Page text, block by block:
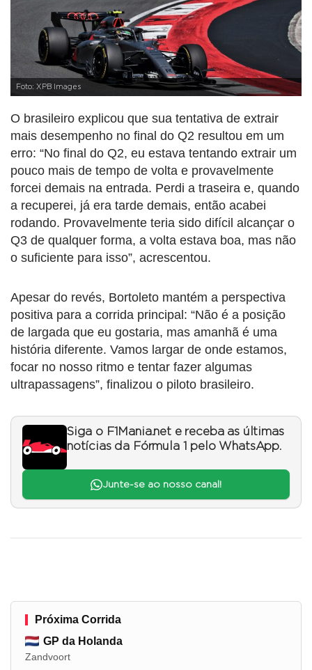
Foto: XPB Images
O brasileiro explicou que sua tentativa de extrair
mais desempenho no final do Q2 resultou em um
erro: “No final do Q2, eu estava tentando extrair um
pouco mais de tempo de volta e provavelmente
forcei demais na entrada. Perdi a traseira e, quando
a recuperei, já era tarde demais, então acabei
rodando. Provavelmente teria sido difícil alcançar o
Q3 de qualquer forma, a volta estava boa, mas não
o suficiente para isso”, acrescentou.
Apesar do revés, Bortoleto mantém a perspectiva
positiva para a corrida principal: “Não é a posição
de largada que eu gostaria, mas amanhã é uma
história diferente. Vamos largar de onde estamos,
focar no nosso ritmo e tentar fazer algumas
ultrapassagens”, finalizou o piloto brasileiro.
Siga o F1Mania.net e receba as últimas
notícias da Fórmula 1 pelo WhatsApp.
Junte-se ao nosso canal!
Próxima Corrida
GP da Holanda
Zandvoort